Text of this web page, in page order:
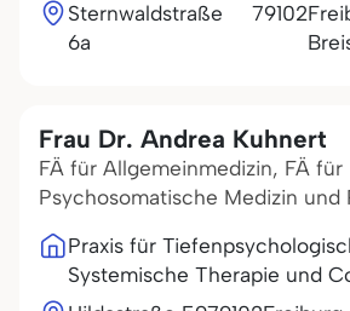
Sternwaldstraße
6a
79102
Frau Dr. Andrea Kuhnert
FÄ für Allgemeinmedizin, FÄ für
Psychosomatische Medizin und
Praxis für
Systemische Therapie und